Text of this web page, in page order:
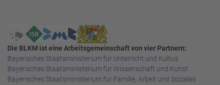
Die BLKM ist eine Arbeitsgemeinschaft von vier Partnern:
Bayerisches Staatsministerium für Unterricht und Kultus
Bayerisches Staatsministerium für Wissenschaft und Kunst
Bayerisches Staatsministerium für Familie, Arbeit und Soziales